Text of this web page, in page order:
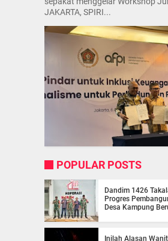
JAKARTA, SPIRI...
POPULAR POSTS
Dandim 1426
Progres
Desa Kampung
Inilah Alasan